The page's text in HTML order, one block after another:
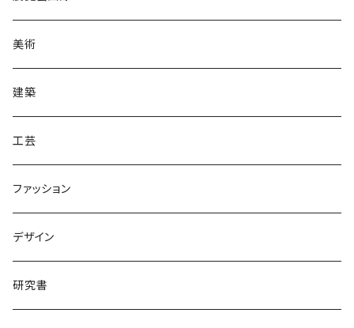
国内
海外
美術
建築
工芸
ファッション
デザイン
研究書